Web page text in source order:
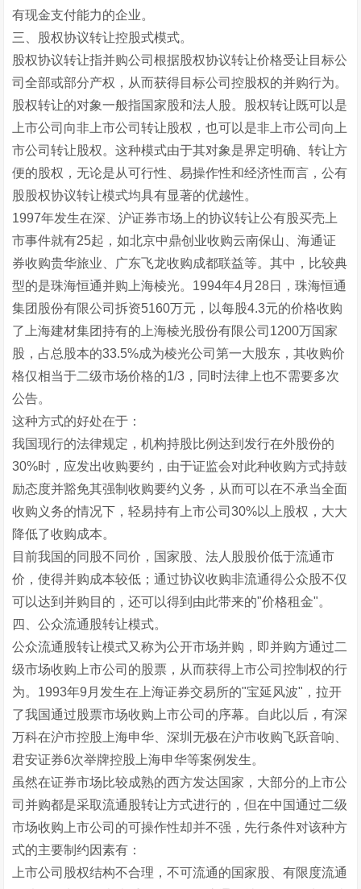
有现金支付能力的企业。
三、股权协议转让控股式模式。
股权协议转让指并购公司根据股权协议转让价格受让目标公
司全部或部分产权，从而获得目标公司控股权的并购行为。
股权转让的对象一般指国家股和法人股。股权转让既可以是
上市公司向非上市公司转让股权，也可以是非上市公司向上
市公司转让股权。这种模式由于其对象是界定明确、转让方
便的股权，无论是从可行性、易操作性和经济性而言，公有
股股权协议转让模式均具有显著的优越性。
1997年发生在深、沪证券市场上的协议转让公有股买壳上
市事件就有25起，如北京中鼎创业收购云南保山、海通证
券收购贵华旅业、广东飞龙收购成都联益等。其中，比较典
型的是珠海恒通并购上海棱光。1994年4月28日，珠海恒通
集团股份有限公司拆资5160万元，以每股4.3元的价格收购
了上海建材集团持有的上海棱光股份有限公司1200万国家
股，占总股本的33.5%成为棱光公司第一大股东，其收购价
格仅相当于二级市场价格的1/3，同时法律上也不需要多次
公告。
这种方式的好处在于：
我国现行的法律规定，机构持股比例达到发行在外股份的
30%时，应发出收购要约，由于证监会对此种收购方式持鼓
励态度并豁免其强制收购要约义务，从而可以在不承当全面
收购义务的情况下，轻易持有上市公司30%以上股权，大大
降低了收购成本。
目前我国的同股不同价，国家股、法人股股价低于流通市
价，使得并购成本较低；通过协议收购非流通得公众股不仅
可以达到并购目的，还可以得到由此带来的"价格租金"。
四、公众流通股转让模式。
公众流通股转让模式又称为公开市场并购，即并购方通过二
级市场收购上市公司的股票，从而获得上市公司控制权的行
为。1993年9月发生在上海证券交易所的"宝延风波"，拉开
了我国通过股票市场收购上市公司的序幕。自此以后，有深
万科在沪市控股上海申华、深圳无极在沪市收购飞跃音响、
君安证券6次举牌控股上海申华等案例发生。
虽然在证券市场比较成熟的西方发达国家，大部分的上市公
司并购都是采取流通股转让方式进行的，但在中国通过二级
市场收购上市公司的可操作性却并不强，先行条件对该种方
式的主要制约因素有：
上市公司股权结构不合理，不可流通的国家股、有限度流通